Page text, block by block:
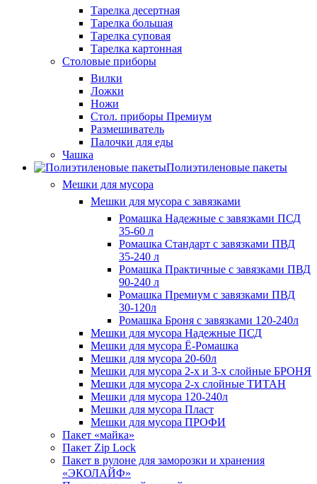
Тарелка десертная
Тарелка большая
Тарелка суповая
Тарелка картонная
Столовые приборы
Вилки
Ложки
Ножи
Стол. приборы Премиум
Размешиватель
Палочки для еды
Чашка
Полиэтиленовые пакеты
Мешки для мусора
Мешки для мусора с завязками
Ромашка Надежные с завязками ПСД
35-60 л
Ромашка Стандарт с завязками ПВД
35-240 л
Ромашка Практичные с завязками ПВД
90-240 л
Ромашка Премиум с завязками ПВД
30-120л
Ромашка Броня с завязками 120-240л
Мешки для мусора Надежные ПСД
Мешки для мусора Ё-Ромашка
Мешки для мусора 20-60л
Мешки для мусора 2-х и 3-х слойные БРОНЯ
Мешки для мусора 2-х слойные ТИТАН
Мешки для мусора 120-240л
Мешки для мусора Пласт
Мешки для мусора ПРОФИ
Пакет «майка»
Пакет Zip Lock
Пакет в рулоне для заморозки и хранения
«ЭКОЛАЙФ»